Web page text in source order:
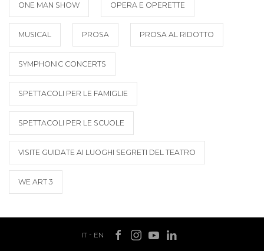
ONE MAN SHOW OPERA E OPERETTE
MUSICAL PROSA PROSA AL RIDOTTO
SYMPHONIC CONCERTS
SPETTACOLI PER LE FAMIGLIE
SPETTACOLI PER LE SCUOLE
VISITE GUIDATE AI LUOGHI SEGRETI DEL TEATRO
WE ART 3
IT- EN